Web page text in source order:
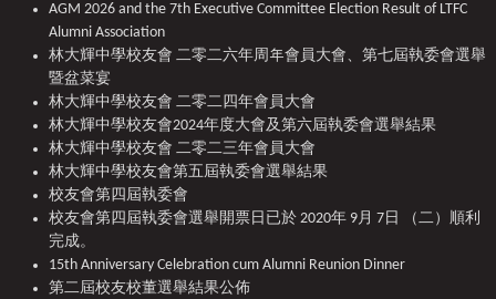
AGM 2026 and the 7th Executive Committee Election Result of LTFC
Alumni Association
林大輝中學校友會 二零二六年周年會員大會、第七屆執委會選舉
暨盆菜宴
林大輝中學校友會 二零二四年會員大會
林大輝中學校友會2024年度大會及第六屆執委會選舉結果
林大輝中學校友會 二零二三年會員大會
林大輝中學校友會第五屆執委會選舉結果
校友會第四屆執委會
校友會第四屆執委會選舉開票日已於 2020年 9月 7日 （二）順利
完成。
15th Anniversary Celebration cum Alumni Reunion Dinner
第二屆校友校董選舉結果公佈